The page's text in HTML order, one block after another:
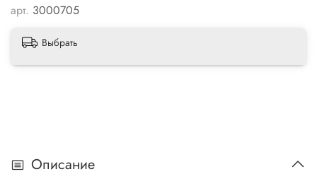
арт. 3000705
Выбрать
Описание